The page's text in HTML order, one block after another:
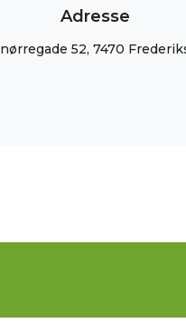
Adresse
nørregade 52, 7470